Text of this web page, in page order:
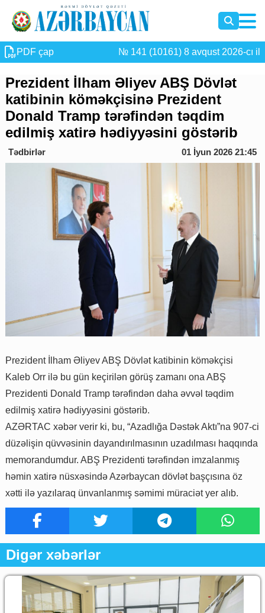
PDF çap № 141 (10161) 8 avqust 2026-cı il
Prezident İlham Əliyev ABŞ Dövlət
katibinin köməkçisinə Prezident
Donald Tramp tərəfindən təqdim
edilmiş xatirə hədiyyəsini göstərib
Tədbirlər 01 İyun 2026 21:45
Prezident İlham Əliyev ABŞ Dövlət katibinin köməkçisi
Kaleb Orr ilə bu gün keçirilən görüş zamanı ona ABŞ
Prezidenti Donald Tramp tərəfindən daha əvvəl təqdim
edilmiş xatirə hədiyyəsini göstərib.
AZƏRTAC xəbər verir ki, bu, “Azadlığa Dəstək Aktı”na 907-ci
düzəlişin qüvvəsinin dayandırılmasının uzadılması haqqında
memorandumdur. ABŞ Prezidenti tərəfindən imzalanmış
həmin xatirə nüsxəsində Azərbaycan dövlət başçısına öz
xətti ilə yazılaraq ünvanlanmış səmimi müraciət yer alıb.
Digər xəbərlər